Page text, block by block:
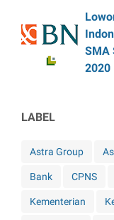
SMA
2020
LABEL
Astra Group
Bank CPNS
Kementerian